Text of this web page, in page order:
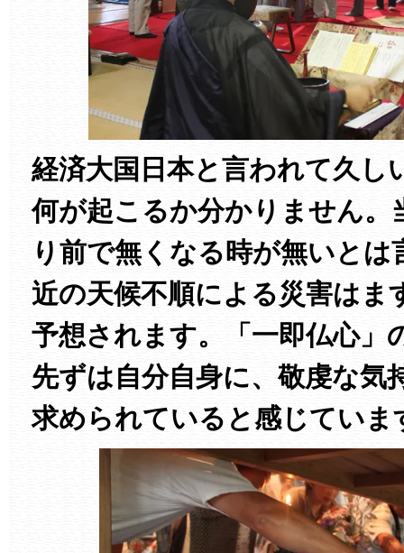
経済大国日本と言われて久し
何が起こるか分かりません。
り前で無くなる時が無いと
近の天候不順による災害はま
予想されます。「一即仏心」
先ずは自分自身に、敬虔な気
求められていると感じていま